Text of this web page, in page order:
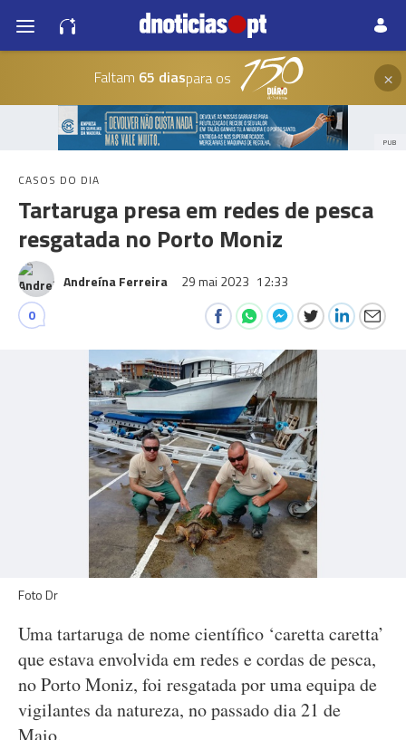
Faltam 65 diaspara os ×
PUB
CASOS DO DIA
Tartaruga presa em redes de pesca
resgatada no Porto Moniz
Andreína Ferreira 29 mai 2023 12:33
0
Foto Dr
Uma tartaruga de nome científico ‘caretta caretta’
que estava envolvida em redes e cordas de pesca,
no Porto Moniz, foi resgatada por uma equipa de
vigilantes da natureza, no passado dia 21 de
Maio.